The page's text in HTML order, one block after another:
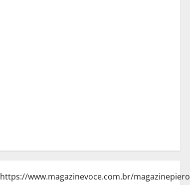
https://www.magazinevoce.com.br/